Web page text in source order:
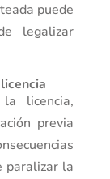
puede
legalizar
licencia,
previa
paralizar la